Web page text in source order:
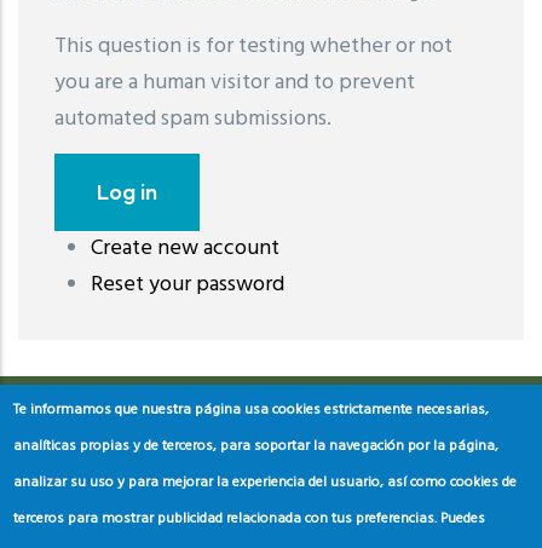
This question is for testing whether or not
you are a human visitor and to prevent
automated spam submissions.
Create new account
Reset your password
레딧 다운로드coloring pages printable
download
Te informamos que nuestra página usa cookies estrictamente necesarias,
analíticas propias y de terceros, para soportar la navegación por la página,
analizar su uso y para mejorar la experiencia del usuario, así como cookies de
terceros para mostrar publicidad relacionada con tus preferencias. Puedes